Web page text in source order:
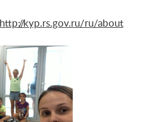
http://kyp.rs.gov.ru/ru/about